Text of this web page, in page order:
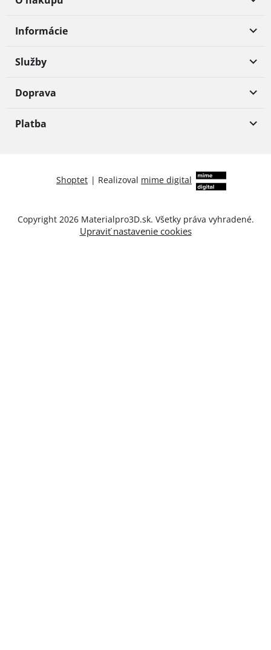
Informácie
Služby
Doprava
Platba
Shoptet | Realizoval mime digital
Copyright 2026 Materialpro3D.sk. Všetky práva vyhradené.
Upraviť nastavenie cookies